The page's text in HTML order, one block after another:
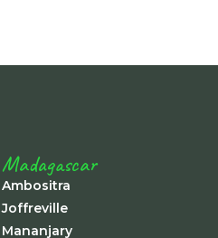
Madagascar
Ambositra
Joffreville
Mananjary